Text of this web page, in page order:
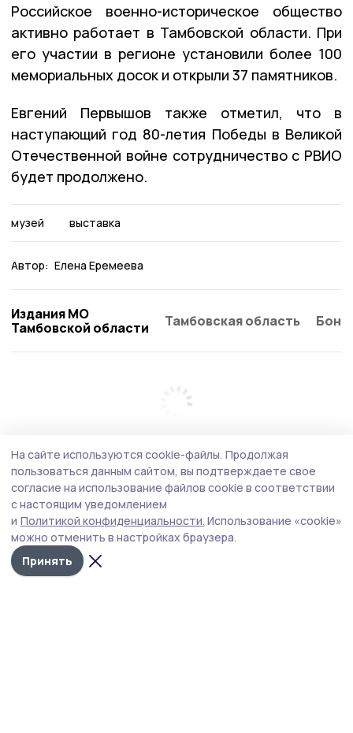
Российское военно-историческое общество
активно работает в Тамбовской области. При
его участии в регионе установили более 100
мемориальных досок и открыли 37 памятников.
Евгений Первышов также отметил, что в
наступающий год 80-летия Победы в Великой
Отечественной войне сотрудничество с РВИО
будет продолжено.
музей выставка
Автор: Елена Еремеева
Издания МО
Тамбовской области
Тамбовская область
На сайте используются cookie-файлы. Продолжая
пользоваться данным сайтом, вы подтверждаете свое
согласие на использование файлов cookie в соответствии
с настоящим уведомлением
и Политикой конфиденциальности. Использование «cookie»
можно отменить в настройках браузера.
Принять